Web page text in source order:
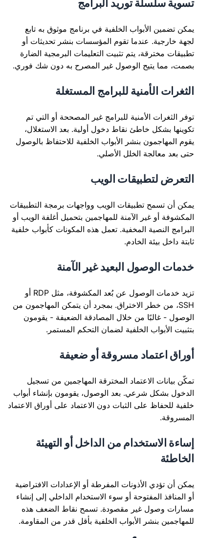
تسوية سلسلة توريد البرامج
يمكن تضمين الأبواب الخلفية في برنامج موثوق به تابع
لجهة خارجية. عندما تقوم المؤسسات بنشر تحديثات أو
تطبيقات مخترقة، يتم تثبيت التعليمات البرمجية الضارة
بصمت، مما يتيح الوصول غير المصرح به دون شك فوري.
الثغرات الأمنية للبرامج المستغلة
توفر الثغرات الأمنية للبرامج غير المصححة أو التي تم
تكوينها بشكل خاطئ نقاط دخول أولية. بعد الاستغلال،
يقوم المهاجمون بنشر الأبواب الخلفية للاحتفاظ بالوصول
حتى بعد معالجة الخلل الأصلي.
التعرض لتطبيقات الويب
يمكن أن تسمح تطبيقات الويب وواجهات برمجة التطبيقات
المكشوفة أو غير الآمنة للمهاجمين بتحميل أغلفة الويب أو
البرامج النصية المخفية. تعمل هذه المكونات كأبواب خلفية
ثابتة داخل بيئة الخادم.
خدمات الوصول البعيد غير الآمنة
تزيد خدمات الوصول عن بُعد المكشوفة، مثل RDP أو
SSH، من خطر الاختراق. بمجرد أن يتمكن المهاجمون من
الوصول - غالبًا من خلال المصادقة الضعيفة - يقومون
بتثبيت الأبواب الخلفية لضمان التحكم المستمر.
أوراق اعتماد مسروقة أو ضعيفة
تمكّن بيانات الاعتماد المخترقة المهاجمين من تسجيل
الدخول بشكل شرعي. بعد الوصول، يقومون بإنشاء أبواب
خلفية للحفاظ على الثبات دون الاعتماد على أوراق الاعتماد
المسروقة.
إساءة الاستخدام من الداخل أو التهيئة
الخاطئة
يمكن أن تؤدي الأذونات المفرطة أو الإعدادات الافتراضية
أو المنافذ المفتوحة أو سوء الاستخدام الداخلي إلى إنشاء
مسارات وصول غير مقصودة. تسمح نقاط الضعف هذه
للمهاجمين بنشر الأبواب الخلفية بأقل قدر من المقاومة.